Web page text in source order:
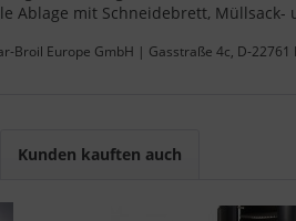
Ablage mit Schneidebrett, Müllsack-
Europe GmbH | Gasstraße 4c, D-
Kunden kauften auch